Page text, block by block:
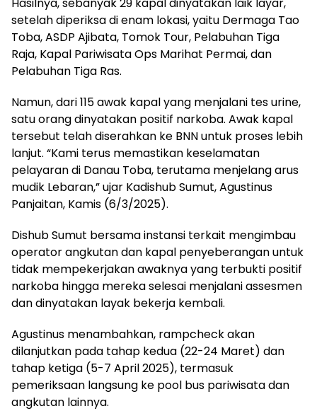
setelah diperiksa di enam lokasi, yaitu Dermaga Tao
Toba, ASDP Ajibata, Tomok Tour, Pelabuhan Tiga
Raja, Kapal Pariwisata Ops Marihat Permai, dan
Pelabuhan Tiga Ras.
Namun, dari 115 awak kapal yang menjalani tes urine,
satu orang dinyatakan positif narkoba. Awak kapal
tersebut telah diserahkan ke BNN untuk proses lebih
lanjut. “Kami terus memastikan keselamatan
pelayaran di Danau Toba, terutama menjelang arus
mudik Lebaran,” ujar Kadishub Sumut, Agustinus
Panjaitan, Kamis (6/3/2025).
Dishub Sumut bersama instansi terkait mengimbau
operator angkutan dan kapal penyeberangan untuk
tidak mempekerjakan awaknya yang terbukti positif
narkoba hingga mereka selesai menjalani assesmen
dan dinyatakan layak bekerja kembali.
Agustinus menambahkan, rampcheck akan
dilanjutkan pada tahap kedua (22-24 Maret) dan
tahap ketiga (5-7 April 2025), termasuk
pemeriksaan langsung ke pool bus pariwisata dan
angkutan lainnya.